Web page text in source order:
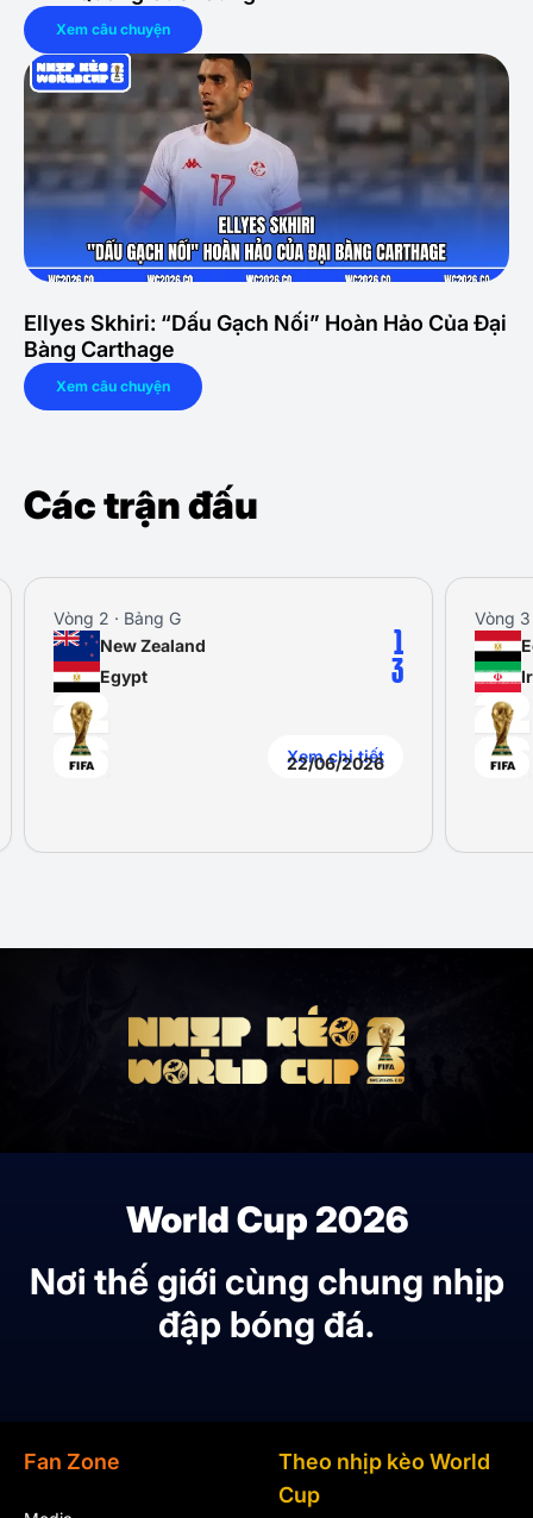
Xem câu chuyện
Ellyes Skhiri: “Dấu Gạch Nối” Hoàn Hảo Của Đại
Bàng Carthage
Xem câu chuyện
Các trận đấu
Vòng 2 · Bảng G
22/06/2026
New Zealand
Egypt
1
3
Xem chi tiết
Vòng 3
World Cup 2026
Nơi thế giới cùng chung nhịp
đập bóng đá.
Fan Zone
Theo nhịp kèo World
Cup